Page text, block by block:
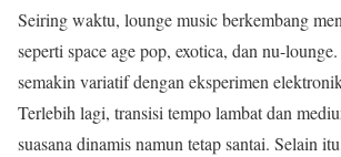
Seiring waktu, lounge music berkembang
seperti space age pop, exotica, dan nu-
semakin variatif dengan eksperimen
Terlebih lagi, transisi tempo lambat dan
suasana dinamis namun tetap santai. Selain